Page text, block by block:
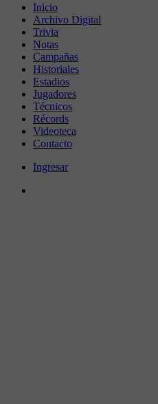
Inicio
Archivo Digital
Trivia
Notas
Campañas
Historiales
Estadios
Jugadores
Técnicos
Récords
Videoteca
Contacto
Ingresar